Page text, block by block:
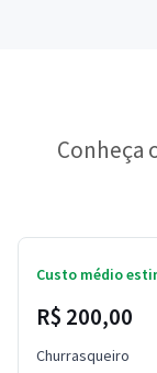
Conheça
Custo médio
R$ 200,00
Churrasqueiro